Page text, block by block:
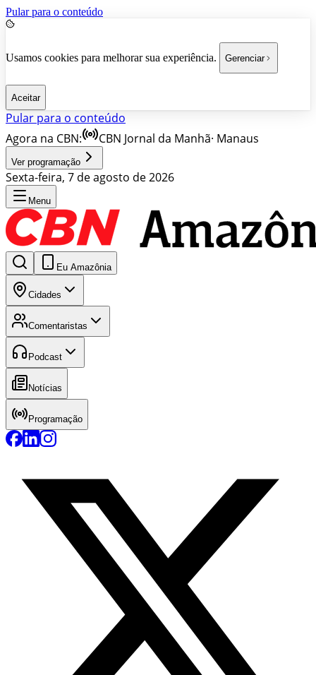
Pular para o conteúdo
Usamos cookies para melhorar sua experiência. Gerenciar
Aceitar
Pular para o conteúdo
Agora na CBN:
CBN Jornal da Manhã· Manaus
Ver programação
Sexta-feira, 7 de agosto de 2026
Menu
Eu Amazônia
Cidades
Comentaristas
Podcast
Notícias
Programação